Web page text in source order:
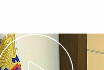
Заседание комиссии
и финансы»
6 июля 2022 года, 11:40